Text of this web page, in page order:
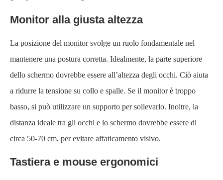
Monitor alla giusta altezza
La posizione del monitor svolge un ruolo fondamentale nel
mantenere una postura corretta. Idealmente, la parte superiore
dello schermo dovrebbe essere all’altezza degli occhi. Ciò aiuta
a ridurre la tensione su collo e spalle. Se il monitor è troppo
basso, si può utilizzare un supporto per sollevarlo. Inoltre, la
distanza ideale tra gli occhi e lo schermo dovrebbe essere di
circa 50-70 cm, per evitare affaticamento visivo.
Tastiera e mouse ergonomici